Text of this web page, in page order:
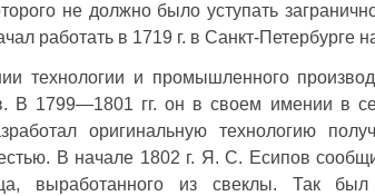
не должно было уступать
работать в 1719 г. в Санкт-Петербурге
технологии и промышленного
В 1799—1801 гг. он в своем имении в
оригинальную технологию
В начале 1802 г. Я. С. Есипов
выработанного из свеклы. Так